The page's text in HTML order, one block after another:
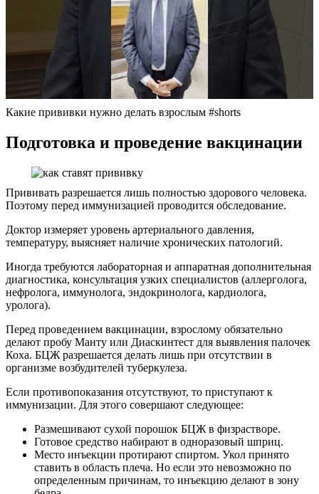
Какие прививки нужно делать взрослым #shorts
Подготовка и проведение вакцинации
Прививать разрешается лишь полностью здорового человека.
Поэтому перед иммунизацией проводится обследование.
Доктор измеряет уровень артериального давления,
температуру, выясняет наличие хронических патологий.
Иногда требуются лабораторная и аппаратная дополнительная
диагностика, консультация узких специалистов (аллерголога,
нефролога, иммунолога, эндокринолога, кардиолога,
уролога).
Перед проведением вакцинации, взрослому обязательно
делают пробу Манту или Диаскинтест для выявления палочек
Коха. БЦЖ разрешается делать лишь при отсутствии в
организме возбудителей туберкулеза.
Если противопоказания отсутствуют, то приступают к
иммунизации. Для этого совершают следующее:
Размешивают сухой порошок БЦЖ в физрастворе.
Готовое средство набирают в одноразовый шприц.
Место инъекции протирают спиртом. Укол принято
ставить в область плеча. Но если это невозможно по
определенным причинам, то инъекцию делают в зону